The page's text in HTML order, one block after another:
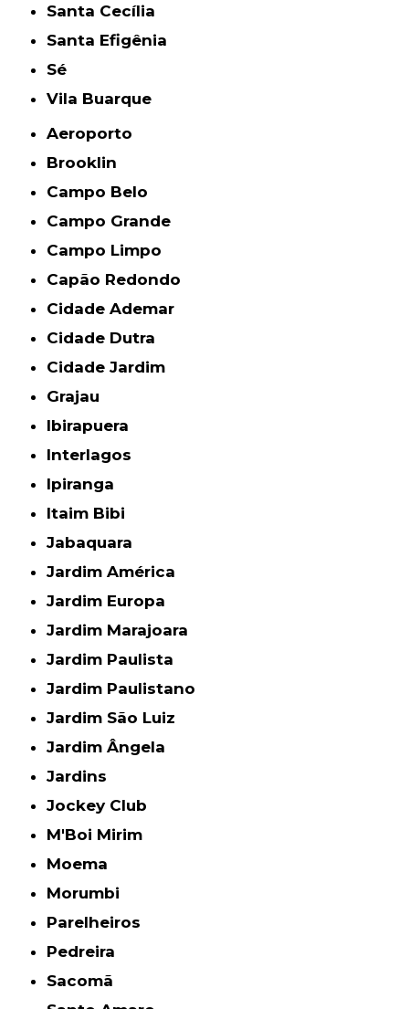
Santa Cecília
Santa Efigênia
Sé
Vila Buarque
Aeroporto
Brooklin
Campo Belo
Campo Grande
Campo Limpo
Capão Redondo
Cidade Ademar
Cidade Dutra
Cidade Jardim
Grajau
Ibirapuera
Interlagos
Ipiranga
Itaim Bibi
Jabaquara
Jardim América
Jardim Europa
Jardim Marajoara
Jardim Paulista
Jardim Paulistano
Jardim São Luiz
Jardim Ângela
Jardins
Jockey Club
M'Boi Mirim
Moema
Morumbi
Parelheiros
Pedreira
Sacomã